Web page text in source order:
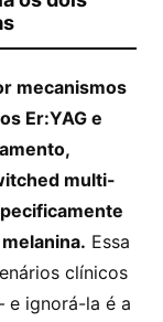
mecanismos
Er:YAG e
multi-
Essa
clínicos
e ignorá-la é a